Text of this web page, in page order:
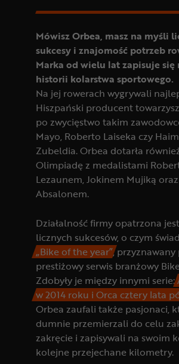
Mówisz Orbea, masz na myśli
sukcesy i znajomość potrzeb
Marka od wielu lat zapisuje się
historii kolarstwa sportowego.
Na jej rowerach wygrywali
Hiszpański producent
po zwycięstwo takim
Mayo, Roberto Laiseka czy
Zubeldia. Orbea dotarła
Olimpiadę z medalistami
Lezaunem, Jokinem Mujiką
Absalonem.
Działalność firmy opatrzona
licznych sukcesów, o czym
„Bike of theyear”, przyznawany
prestiżowy serwis branżowy
Zdobyły je między innymi serie:
w 2014 roku i Orca cztery lata
Orbea zaufali także pasjonaci,
dumnie przemierzali do celu
zakręcie i zapisywali na swoim
kolejne przejechane kilometry.